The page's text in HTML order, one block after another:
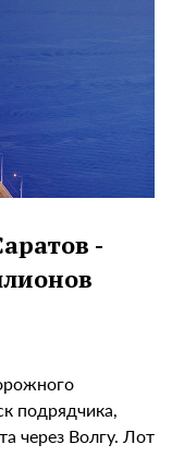
-
подрядчика,
через Волгу. Лот